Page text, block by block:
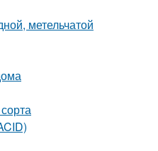
метельчатой